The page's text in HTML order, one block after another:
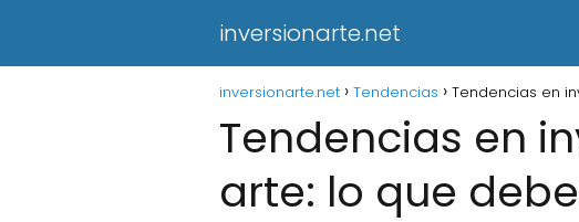
inversionarte.net
inversionarte.net Tendencias Tendencias en
Tendencias en
arte: lo que